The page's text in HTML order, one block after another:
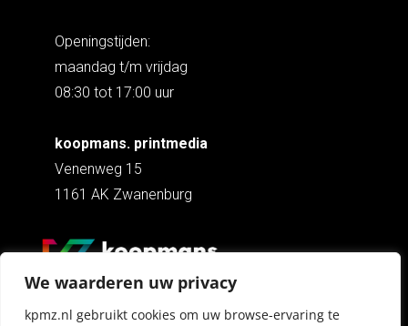
We waarderen uw privacy
kpmz.nl gebruikt cookies om uw browse-ervaring te
Openingstijden:
maandag t/m vrijdag
08:30 tot 17:00 uur
koopmans. printmedia
Venenweg 15
1161 AK Zwanenburg
Copyright © 2026 Koopmans Print Media